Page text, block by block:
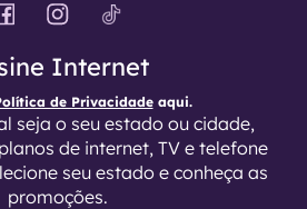
Internet
de Privacidadeaqui.
seja o seu estado ou cidade,
de internet, TV e telefone
seu estado e conheça as
promoções.